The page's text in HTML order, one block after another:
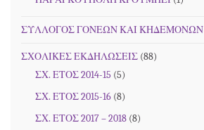
ΣΥΛΛΟΓΟΣ ΓΟΝΕΩΝ ΚΑΙ ΚΗΔΕΜΟΝΩΝ
ΣΧΟΛΙΚΕΣ ΕΚΔΗΛΩΣΕΙΣ (88)
ΣΧ. ΕΤΟΣ 2014-15 (5)
ΣΧ. ΕΤΟΣ 2015-16 (8)
ΣΧ. ΕΤΟΣ 2017 – 2018 (8)